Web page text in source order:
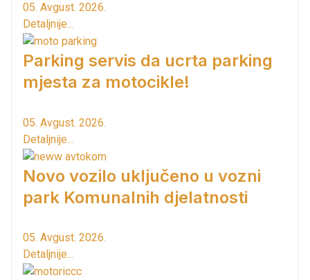
05. Avgust. 2026.
Detaljnije...
Parking servis da ucrta parking
mjesta za motocikle!
05. Avgust. 2026.
Detaljnije...
Novo vozilo uključeno u vozni
park Komunalnih djelatnosti
05. Avgust. 2026.
Detaljnije...